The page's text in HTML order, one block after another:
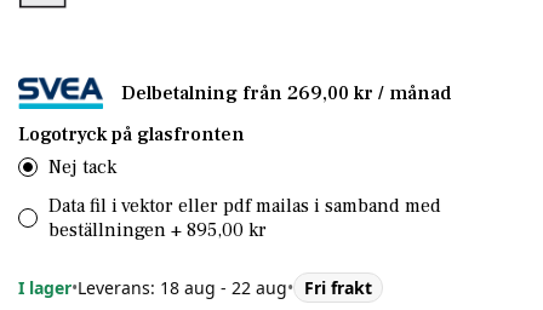
Delbetalning från 269,00 kr / månad
Logotryck på glasfronten
Nej tack
Data fil i vektor eller pdf mailas i samband med
beställningen + 895,00 kr
I lager•Leverans: 18 aug - 22 aug• Fri frakt